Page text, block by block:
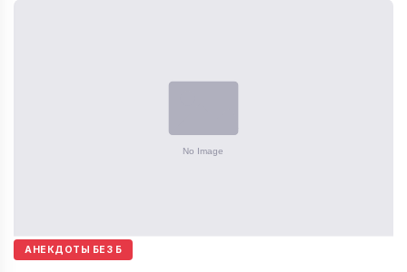
АНЕКДОТЫ БЕЗ Б